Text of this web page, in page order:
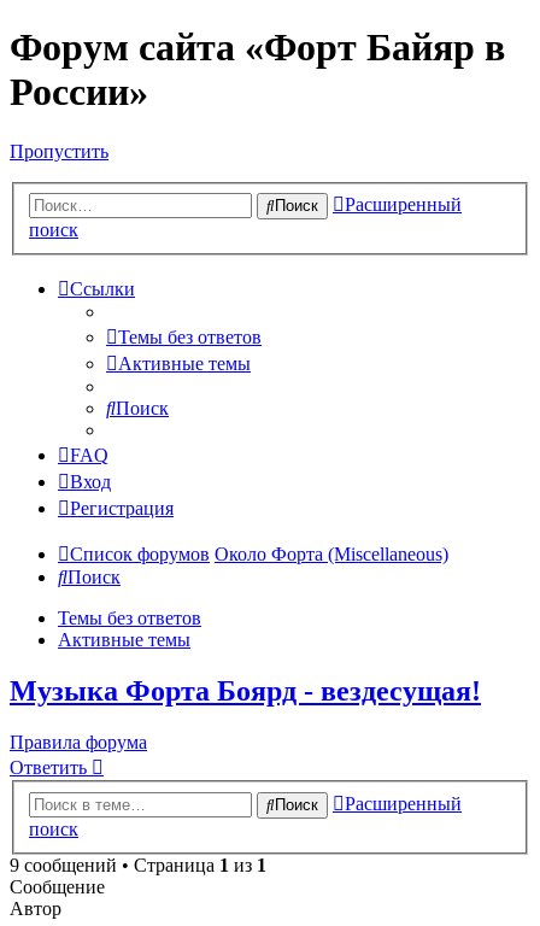
Форум сайта «Форт Байяр в
России»
Пропустить
Поиск
Расширенный
поиск
Ссылки
Темы без ответов
Активные темы
Поиск
FAQ
Вход
Регистрация
Список форумов Около Форта (Miscellaneous)
Поиск
Темы без ответов
Активные темы
Музыка Форта Боярд - вездесущая!
Правила форума
Ответить
Поиск
Расширенный
поиск
9 сообщений • Страница 1 из 1
Сообщение
Автор